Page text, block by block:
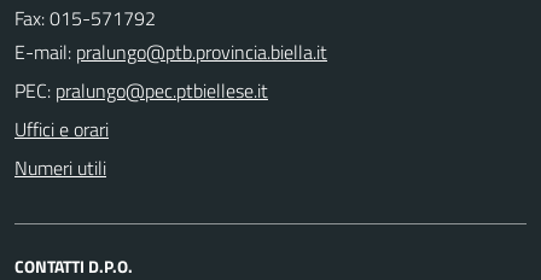
Fax: 015-571792
E-mail:
PEC:
Uffici e orari
Numeri utili
CONTATTI D.P.O.